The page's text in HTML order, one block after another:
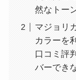
然なトー
マジョリ
カラーを
口コミ評
バーでき